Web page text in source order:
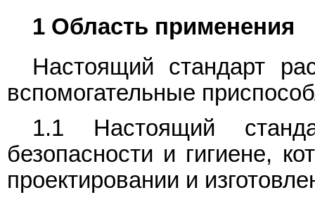
1 Область применения
Настоящий стандарт
вспомогательные
1.1 Настоящий
безопасности и гигиене,
проектировании и